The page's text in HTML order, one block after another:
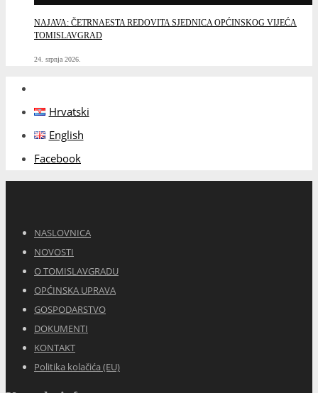
NAJAVA: ČETRNAESTA REDOVITA SJEDNICA OPĆINSKOG VIJEĆA
TOMISLAVGRAD
24. srpnja 2026.
Hrvatski
English
Facebook
NASLOVNICA
NOVOSTI
O TOMISLAVGRADU
OPĆINSKA UPRAVA
GOSPODARSTVO
DOKUMENTI
KONTAKT
Politika kolačića (EU)